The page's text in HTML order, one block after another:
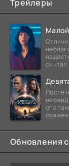
Трейлеры
считал
После
его
Обновления